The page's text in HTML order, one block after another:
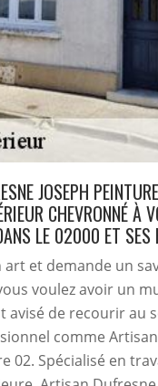
JOSEPH
CHEVRONNÉ À
LE 02000 ET SES
art et demande un
voulez avoir un
avisé de recourir au
comme
02. Spécialisé en